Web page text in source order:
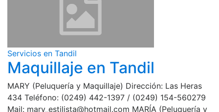
Servicios en Tandil
Maquillaje en Tandil
MARY (Peluquería y Maquillaje) Dirección: Las Heras
434 Teléfono: (0249) 442-1397 / (0249) 154-560279
Mail: mary_estilista@hotmail.com MARÍA (Peluquería y